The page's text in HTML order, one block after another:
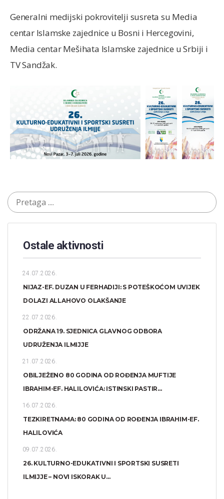
Generalni medijski pokrovitelji susreta su Media
centar Islamske zajednice u Bosni i Hercegovini,
Media centar Mešihata Islamske zajednice u Srbiji i
TV Sandžak.
Ostale aktivnosti
24.07.2026.
NIJAZ-EF. DUZAN U FERHADIJI: S POTEŠKOĆOM UVIJEK
DOLAZI ALLAHOVO OLAKŠANJE
22.07.2026.
ODRŽANA 19. SJEDNICA GLAVNOG ODBORA
UDRUŽENJA ILMIJJE
21.07.2026.
OBILJEŽENO 80 GODINA OD ROĐENJA MUFTIJE
IBRAHIM-EF. HALILOVIĆA: ISTINSKI PASTIR...
16.07.2026.
TEZKIRETNAMA: 80 GODINA OD ROĐENJA IBRAHIM-EF.
HALILOVIĆA
09.07.2026.
26. KULTURNO-EDUKATIVNI I SPORTSKI SUSRETI
ILMIJJE – NOVI ISKORAK U...